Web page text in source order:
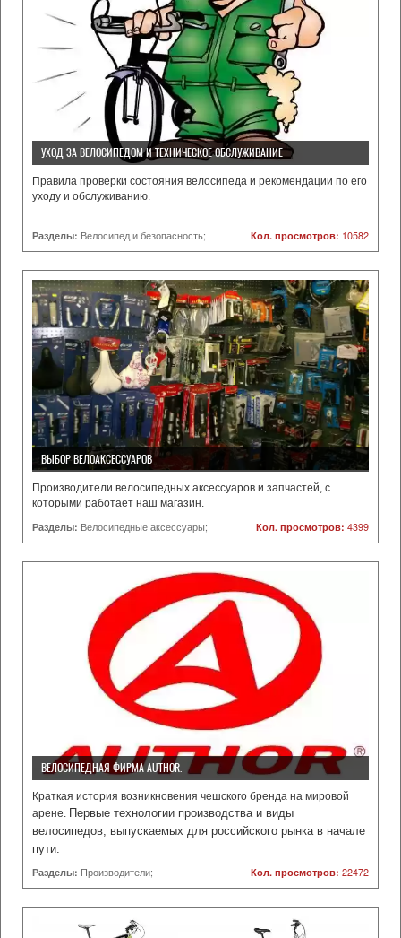
УХОД ЗА ВЕЛОСИПЕДОМ И ТЕХНИЧЕСКОЕ ОБСЛУЖИВАНИЕ
Правила проверки состояния велосипеда и рекомендации по его
уходу и обслуживанию.
Кол. просмотров: 10582
Разделы: Велосипед и безопасность;
ВЫБОР ВЕЛОАКСЕССУАРОВ
Производители велосипедных аксессуаров и запчастей, с
которыми работает наш магазин.
Кол. просмотров: 4399
Разделы: Велосипедные аксессуары;
ВЕЛОСИПЕДНАЯ ФИРМА AUTHOR.
Краткая история возникновения чешского бренда на мировой
арене. Первые технологии производства и виды
велосипедов, выпускаемых для российского рынка в начале
пути.
Кол. просмотров: 22472
Разделы: Производители;